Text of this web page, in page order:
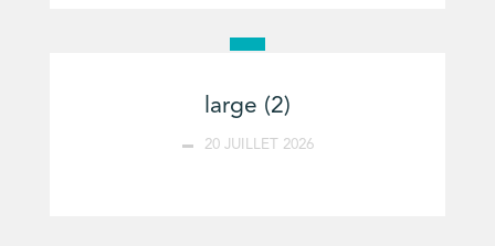
large (2)
20 JUILLET 2026